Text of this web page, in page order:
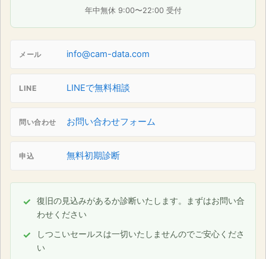
年中無休 9:00〜22:00 受付
メール info@cam-data.com
LINE LINEで無料相談
問い合わせ お問い合わせフォーム
申込 無料初期診断
復旧の見込みがあるか診断いたします。まずはお問い合
わせください
しつこいセールスは一切いたしませんのでご安心くださ
い